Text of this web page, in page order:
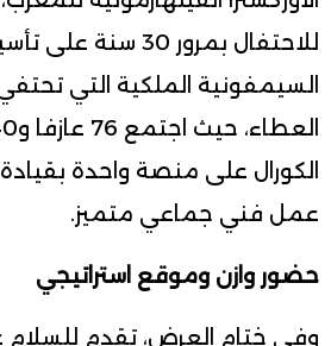
للاحتفال بمرور 30
السيمفونية الملكية التي
الكورال على منصة واحدة
عمل فني جماعي متميز.
حضور وازن وموقع استراتيجي
وفي ختام العرض، تقدم للسلام